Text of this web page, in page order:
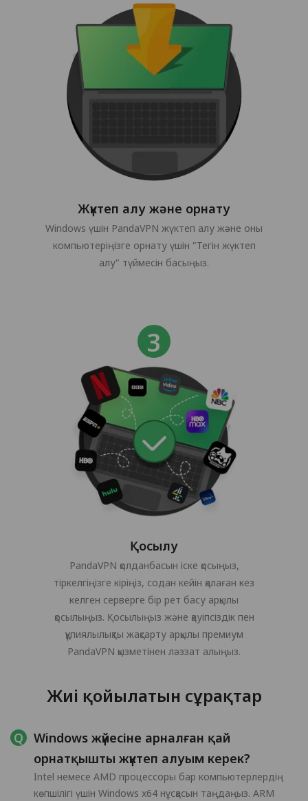
Жүктеп алу және орнату
Windows үшін PandaVPN жүктеп алу және оны
компьютеріңізге орнату үшін "Тегін жүктеп
алу" түймесін басыңыз.
Қосылу
PandaVPN қолданбасын іске қосыңыз,
тіркелгіңізге кіріңіз, содан кейін қалаған кез
келген серверге бір рет басу арқылы
қосылыңыз. Қосылыңыз және қауіпсіздік пен
құпиялылықты жақсарту арқылы премиум
PandaVPN қызметінен ләззат алыңыз.
Жиі қойылатын сұрақтар
Windows жүйесіне арналған қай
орнатқышты жүктеп алуым керек?
Intel немесе AMD процессоры бар компьютерлердің
көпшілігі үшін Windows x64 нұсқасын таңдаңыз. ARM